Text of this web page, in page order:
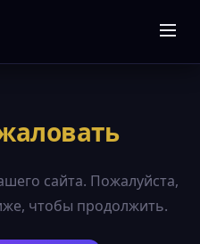
сайта. Пожалуйста,
чтобы продолжить.